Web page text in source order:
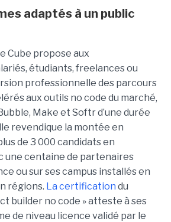
adaptés à un public
Cube propose aux
étudiants, freelances ou
professionnelle des parcours
aux outils no code du marché,
Make et Softr d’une durée
revendique la montée en
de 3 000 candidats en
une centaine de partenaires
ou sur ses campus installés en
régions. La certification du
builder no code » atteste à ses
de niveau licence validé par le